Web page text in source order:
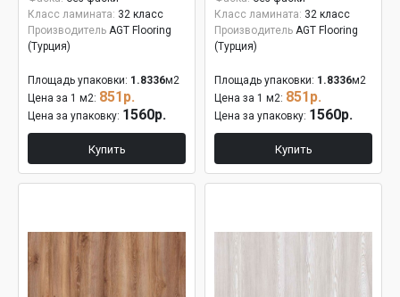
Класс ламината: 32 класс
Производитель AGT Flooring
(Турция)
Площадь упаковки: 1.8336м2
Цена за 1 м2: 851р.
Цена за упаковку: 1560р.
Купить
Класс ламината: 32 класс
Производитель AGT Flooring
(Турция)
Площадь упаковки: 1.8336м2
Цена за 1 м2: 851р.
Цена за упаковку: 1560р.
Купить